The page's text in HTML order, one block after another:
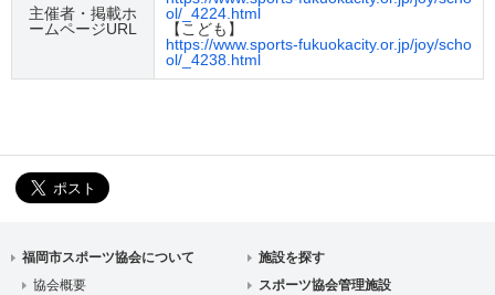
主催者・掲載ホ
ームページURL
ol/_4224.html
【こども】
https://www.sports-fukuokacity.or.jp/joy/scho
ol/_4238.html
福岡市スポーツ協会について
協会概要
施設を探す
スポーツ協会管理施設